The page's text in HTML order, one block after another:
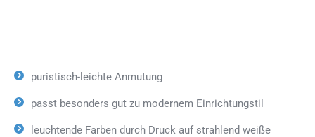
puristisch-leichte Anmutung
passt besonders gut zu modernem Einrichtungstil
leuchtende Farben durch Druck auf strahlend weiße